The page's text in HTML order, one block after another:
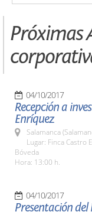
Próximas
04/10/2017
Recepción a
Enríquez
Salamanca
Lugar: Finca Castro
Bóveda
Hora: 13:00 h.
04/10/2017
Presentación del